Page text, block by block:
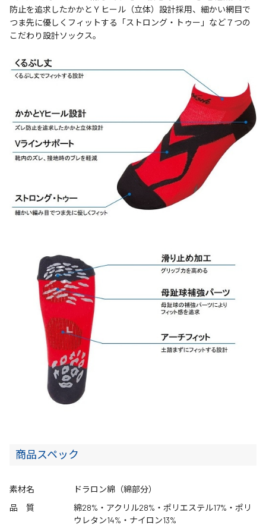
防止を追求したかかとＹヒール（立体）設計採用、細かい網目で
つま先に優しくフィットする「ストロング・トゥー」など７つの
こだわり設計ソックス。
商品スペック
素材名
ドラロン綿（綿部分）
品 質
綿28%・アクリル28%・ポリエステル17%・ポリ
ウレタン14%・ナイロン13%